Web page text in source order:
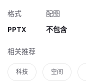
格式
PPTX
配图
不包含
相关推荐
科技 空间